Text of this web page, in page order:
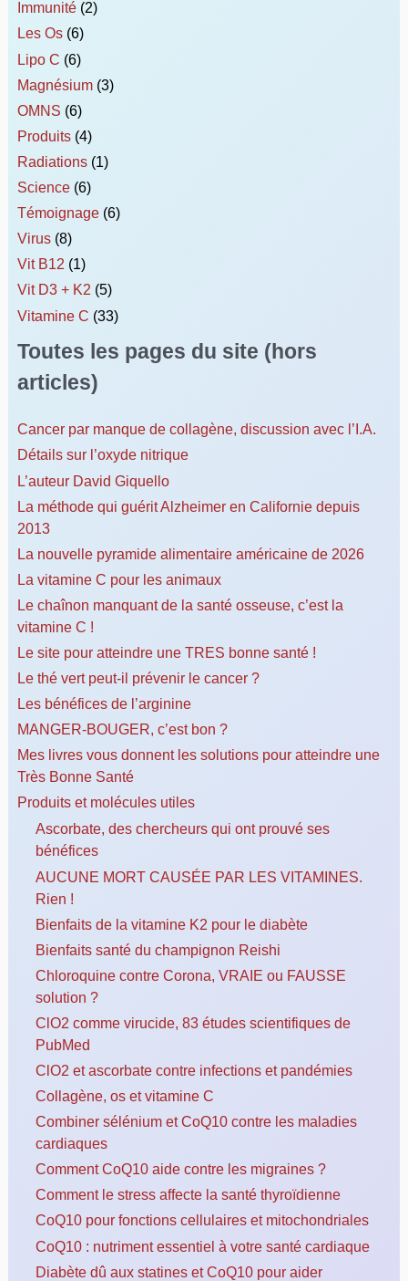
Immunité(2)
Les Os(6)
Lipo C (6)
Magnésium(3)
OMNS (6)
Produits(4)
Radiations(1)
Science(6)
Témoignage(6)
Virus(8)
Vit B12 (1)
Vit D3 + K2 (5)
Vitamine C (33)
Toutes les pages du site (hors
articles)
Cancer par manque de collagène, discussion avec l’I.A.
Détails sur l’oxyde nitrique
L’auteur David Giquello
La méthode qui guérit Alzheimer en Californie depuis
2013
La nouvelle pyramide alimentaire américaine de 2026
La vitamine C pour les animaux
Le chaînon manquant de la santé osseuse, c’est la
vitamine C !
Le site pour atteindre une TRES bonne santé !
Le thé vert peut-il prévenir le cancer ?
Les bénéfices de l’arginine
MANGER-BOUGER, c’est bon ?
Mes livres vous donnent les solutions pour atteindre une
Très Bonne Santé
Produits et molécules utiles
Ascorbate, des chercheurs qui ont prouvé ses
bénéfices
AUCUNE MORT CAUSÉE PAR LES VITAMINES.
Rien !
Bienfaits de la vitamine K2 pour le diabète
Bienfaits santé du champignon Reishi
Chloroquine contre Corona, VRAIE ou FAUSSE
solution ?
ClO2 comme virucide, 83 études scientifiques de
PubMed
ClO2 et ascorbate contre infections et pandémies
Collagène, os et vitamine C
Combiner sélénium et CoQ10 contre les maladies
cardiaques
Comment CoQ10 aide contre les migraines ?
Comment le stress affecte la santé thyroïdienne
CoQ10 pour fonctions cellulaires et mitochondriales
CoQ10 : nutriment essentiel à votre santé cardiaque
Diabète dû aux statines et CoQ10 pour aider